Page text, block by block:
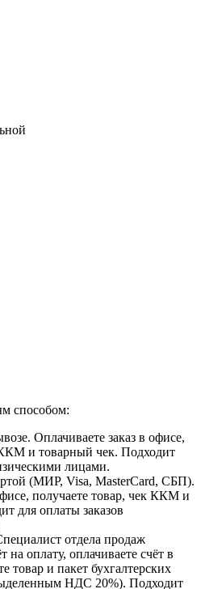
способом:
Оплачиваете заказ в офисе,
и товарный чек. Подходит
лицами.
(МИР, Visa, MasterCard, СБП).
получаете товар, чек ККМ и
для оплаты заказов
отдела продаж
на оплату, оплачиваете счёт в
товар и пакет бухгалтерских
НДС 20%). Подходит